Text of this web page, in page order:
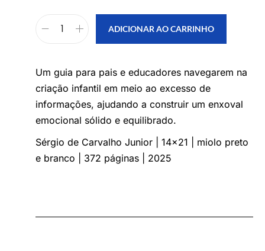
ADICIONAR AO CARRINHO
Um guia para pais e educadores navegarem na
criação infantil em meio ao excesso de
informações, ajudando a construir um enxoval
emocional sólido e equilibrado.
Sérgio de Carvalho Junior | 14×21 | miolo preto
e branco | 372 páginas | 2025